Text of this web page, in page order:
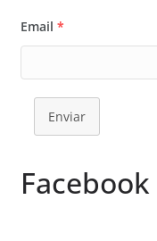
Email *
Enviar
Facebook